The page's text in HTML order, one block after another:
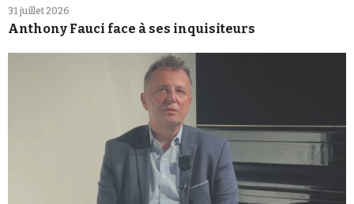
31 juillet 2026
Anthony Fauci face à ses inquisiteurs